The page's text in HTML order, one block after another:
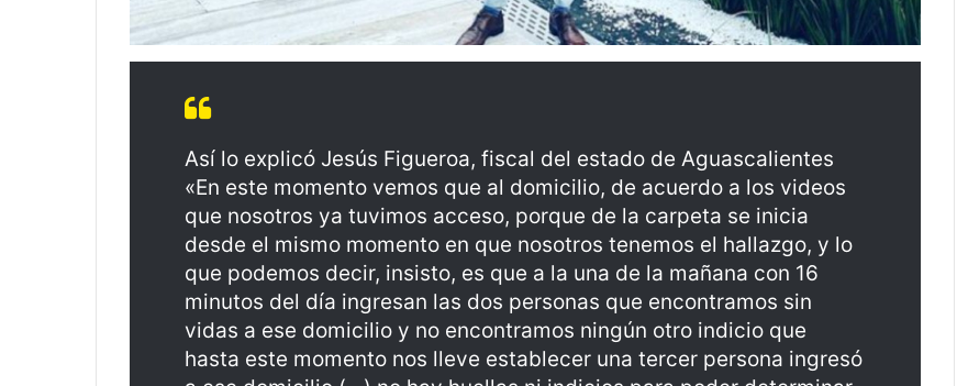
Así lo explicó Jesús Figueroa, fiscal del estado de Aguascalientes
«En este momento vemos que al domicilio, de acuerdo a los videos
que nosotros ya tuvimos acceso, porque de la carpeta se inicia
desde el mismo momento en que nosotros tenemos el hallazgo, y lo
que podemos decir, insisto, es que a la una de la mañana con 16
minutos del día ingresan las dos personas que encontramos sin
vidas a ese domicilio y no encontramos ningún otro indicio que
hasta este momento nos lleve establecer una tercer persona ingresó